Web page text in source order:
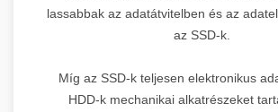
lassabbak az adatátvitelben és az
az SSD-k.
Míg az SSD-k teljesen elektronikus
HDD-k mechanikai alkatrészeket